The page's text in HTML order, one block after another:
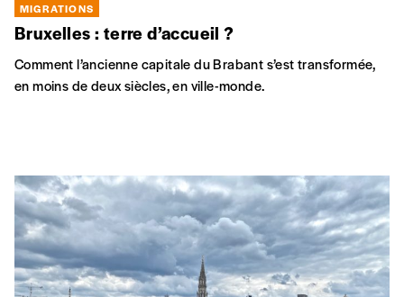
MIGRATIONS
Bruxelles : terre d’accueil ?
Comment l’ancienne capitale du Brabant s’est transformée,
en moins de deux siècles, en ville-monde.